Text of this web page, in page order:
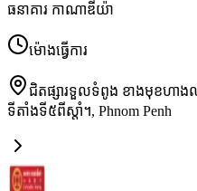
ធនាគារ កាណាឌីយ៉ា
ម៉ោងធ្វើការ
ជិតផ្សារទួលទំពូង ខាងមុខហាង
ទីតាំងទី៥ពីស្តាំ។, Phnom Penh